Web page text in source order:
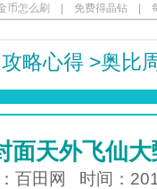
币怎么刷 免费得晶钻
攻略心得 >奥比
面天外飞仙大
百田网 时间：